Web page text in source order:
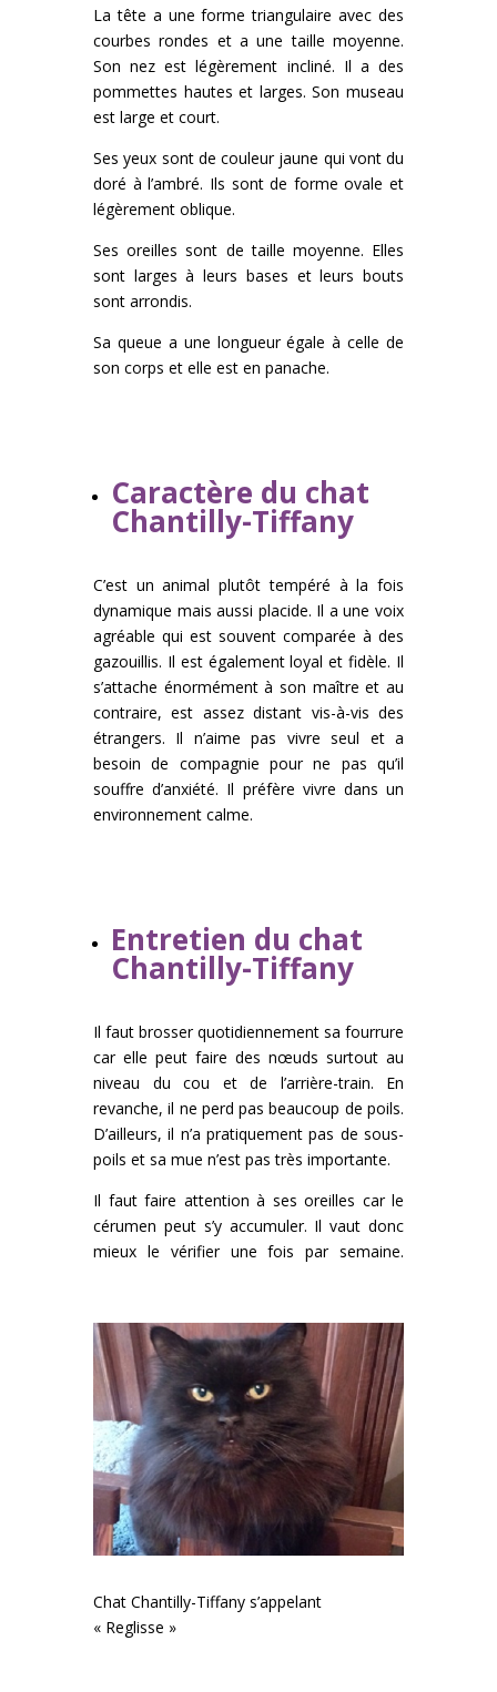
La tête a une forme triangulaire avec des
courbes rondes et a une taille moyenne.
Son nez est légèrement incliné. Il a des
pommettes hautes et larges. Son museau
est large et court.
Ses yeux sont de couleur jaune qui vont du
doré à l’ambré. Ils sont de forme ovale et
légèrement oblique.
Ses oreilles sont de taille moyenne. Elles
sont larges à leurs bases et leurs bouts
sont arrondis.
Sa queue a une longueur égale à celle de
son corps et elle est en panache.
Caractère du chat
Chantilly-Tiffany
C’est un animal plutôt tempéré à la fois
dynamique mais aussi placide. Il a une voix
agréable qui est souvent comparée à des
gazouillis. Il est également loyal et fidèle. Il
s’attache énormément à son maître et au
contraire, est assez distant vis-à-vis des
étrangers. Il n’aime pas vivre seul et a
besoin de compagnie pour ne pas qu’il
souffre d’anxiété. Il préfère vivre dans un
environnement calme.
Entretien du chat
Chantilly-Tiffany
Il faut brosser quotidiennement sa fourrure
car elle peut faire des nœuds surtout au
niveau du cou et de l’arrière-train. En
revanche, il ne perd pas beaucoup de poils.
D’ailleurs, il n’a pratiquement pas de sous-
poils et sa mue n’est pas très importante.
Il faut faire attention à ses oreilles car le
cérumen peut s’y accumuler. Il vaut donc
mieux le vérifier une fois par semaine.
Chat Chantilly-Tiffany s’appelant
« Reglisse »